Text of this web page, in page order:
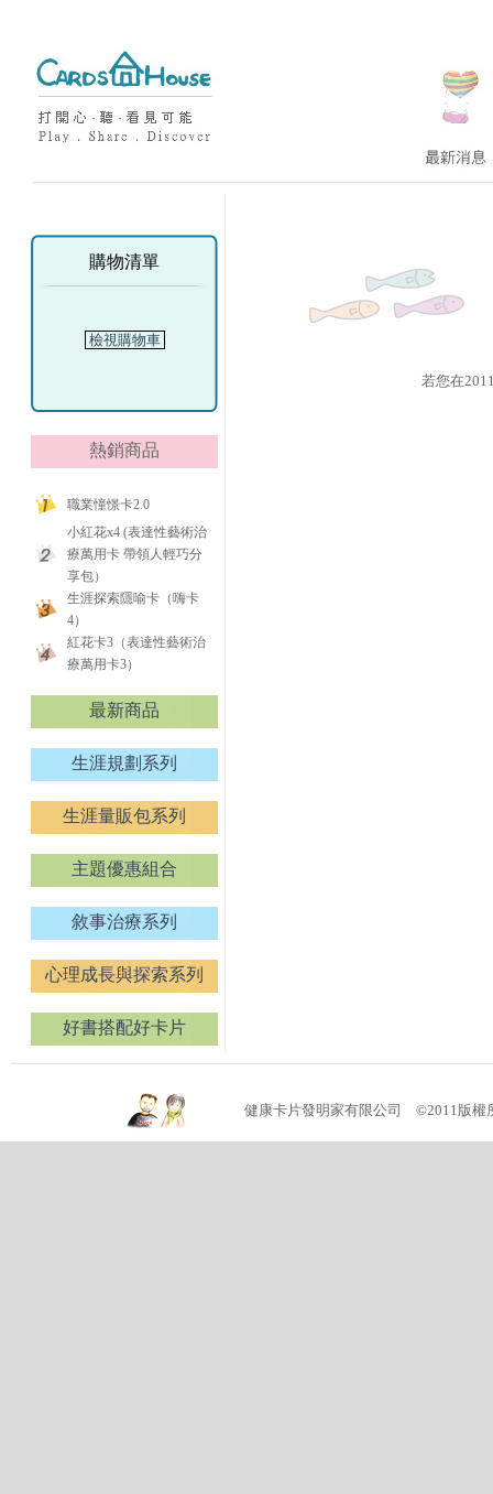
購物清單
檢視購物車
熱銷商品
職業憧憬卡2.0
小紅花x4 (表達性藝術治
療萬用卡 帶領人輕巧分
享包）
生涯探索隱喻卡（嗨卡
4）
紅花卡3（表達性藝術治
療萬用卡3）
最新商品
生涯規劃系列
生涯量販包系列
主題優惠組合
敘事治療系列
心理成長與探索系列
好書搭配好卡片
若您在
健康卡片發明家有限公司 ©2011版權